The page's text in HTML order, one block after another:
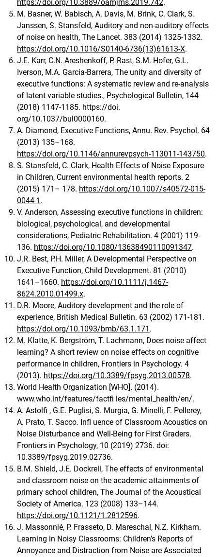
https://doi.org/10.3889/oamjms.2019.742.
M. Basner, W. Babisch, A. Davis, M. Brink, C. Clark, S.
Janssen, S. Stansfeld, Auditory and non-auditory effects
of noise on health, The Lancet. 383 (2014) 1325-1332.
https://doi.org/10.1016/S0140-6736(13)61613-X.
J.E. Karr, C.N. Areshenkoff, P. Rast, S.M. Hofer, G.L.
Iverson, M.A. Garcia-Barrera, The unity and diversity of
executive functions: A systematic review and re-analysis
of latent variable studies., Psychological Bulletin, 144
(2018) 1147-1185. https://doi.
org/10.1037/bul0000160.
A. Diamond, Executive Functions, Annu. Rev. Psychol. 64
(2013) 135–168.
https://doi.org/10.1146/annurevpsych-113011-143750.
S. Stansfeld, C. Clark, Health Effects of Noise Exposure
in Children, Current environmental health reports. 2
(2015) 171– 178. https://doi.org/10.1007/s40572-015-
0044-1 .
V. Anderson, Assessing executive functions in children:
biological, psychological, and developmental
considerations, Pediatric Rehabilitation. 4 (2001) 119-
136. https://doi.org/10.1080/13638490110091347.
J.R. Best, P.H. Miller, A Developmental Perspective on
Executive Function, Child Development. 81 (2010)
1641–1660. https://doi.org/10.1111/j.1467-
8624.2010.01499.x.
D.R. Moore, Auditory development and the role of
experience, British Medical Bulletin. 63 (2002) 171-181.
https://doi.org/10.1093/bmb/63.1.171 .
M. Klatte, K. Bergström, T. Lachmann, Does noise affect
learning? A short review on noise effects on cognitive
performance in children, Frontiers in Psychology. 4
(2013). https://doi.org/10.3389/fpsyg.2013.00578.
World Health Organization [WHO]. (2014).
www.who.int/features/factfi les/mental_health/en/.
A. Astolfi , G.E. Puglisi, S. Murgia, G. Minelli, F. Pellerey,
A. Prato, T. Sacco. Infl uence of Classroom Acoustics on
Noise Disturbance and Well-Being for First Graders.
Frontiers in Psychology, 10 (2019) 2736. doi:
10.3389/fpsyg.2019.02736.
B.M. Shield, J.E. Dockrell, The effects of environmental
and classroom noise on the academic attainments of
primary school children, The Journal of the Acoustical
Society of America. 123 (2008) 133–144.
https://doi.org/10.1121/1.2812596.
J. Massonnié, P. Frasseto, D. Mareschal, N.Z. Kirkham.
Learning in Noisy Classrooms: Children’s Reports of
Annoyance and Distraction from Noise are Associated